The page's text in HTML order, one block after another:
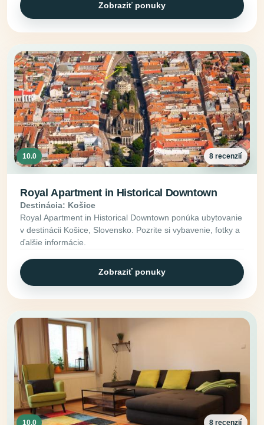
Zobraziť ponuky
10.0 8 recenzií
Royal Apartment in Historical Downtown
Destinácia: Košice
Royal Apartment in Historical Downtown ponúka ubytovanie
v destinácii Košice, Slovensko. Pozrite si vybavenie, fotky a
ďalšie informácie.
Zobraziť ponuky
10.0 8 recenzií